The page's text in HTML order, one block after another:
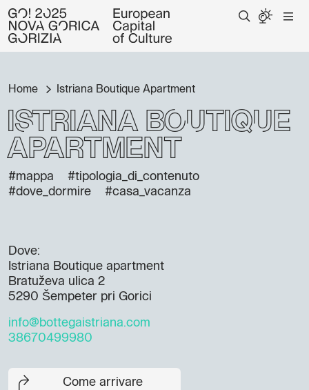
Home Istriana Boutique Apartment
Istriana Boutique
Apartment
#mappa
#tipologia_di_contenuto
#dove_dormire
#casa_vacanza
Dove:
Istriana Boutique apartment
Bratuževa ulica 2
5290 Šempeter pri Gorici
info@bottegaistriana.com
38670499980
Come arrivare